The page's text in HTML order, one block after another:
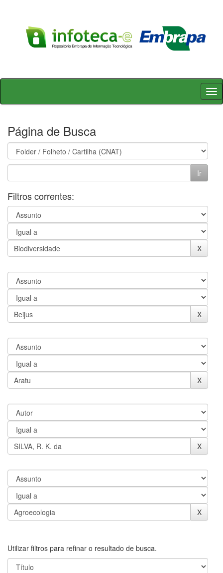
Skip
Página de Busca
Filtros correntes:
Utilizar filtros para refinar o resultado de busca.